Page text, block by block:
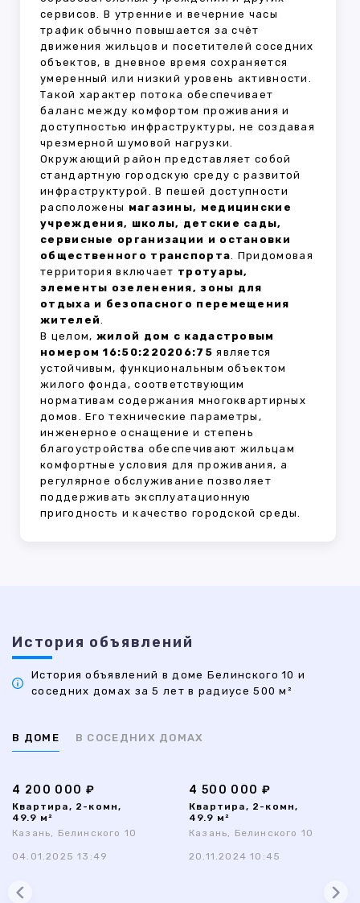
сервисов. В утренние и вечерние часы
трафик обычно повышается за счёт
движения жильцов и посетителей соседних
объектов, в дневное время сохраняется
умеренный или низкий уровень активности.
Такой характер потока обеспечивает
баланс между комфортом проживания и
доступностью инфраструктуры, не создавая
чрезмерной шумовой нагрузки.
Окружающий район представляет собой
стандартную городскую среду с развитой
инфраструктурой. В пешей доступности
расположены магазины, медицинские
учреждения, школы, детские сады,
сервисные организации и остановки
общественного транспорта. Придомовая
территория включает тротуары,
элементы озеленения, зоны для
отдыха и безопасного перемещения
жителей.
В целом, жилой дом с кадастровым
номером 16:50:220206:75 является
устойчивым, функциональным объектом
жилого фонда, соответствующим
нормативам содержания многоквартирных
домов. Его технические параметры,
инженерное оснащение и степень
благоустройства обеспечивают жильцам
комфортные условия для проживания, а
регулярное обслуживание позволяет
поддерживать эксплуатационную
пригодность и качество городской среды.
История объявлений
История объявлений в доме Белинского 10 и
соседних домах за 5 лет в радиусе 500 м²
В ДОМЕ В СОСЕДНИХ ДОМАХ
4 200 000 ₽
Квартира, 2-комн,
49.9 м²
Казань, Белинского 10
04.01.2025 13:49
4 500 000 ₽
Квартира, 2-комн,
49.9 м²
Казань, Белинского 10
20.11.2024 10:45